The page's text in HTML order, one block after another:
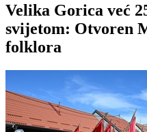
Velika Gorica već
svijetom: Otvoren
folklora